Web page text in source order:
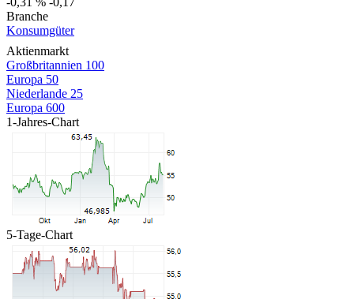
Branche
Konsumgüter
Aktienmarkt
Großbritannien 100
Europa 50
Niederlande 25
Europa 600
1-Jahres-Chart
5-Tage-Chart